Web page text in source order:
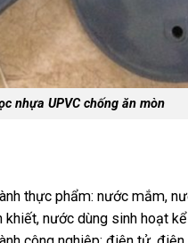
nhựa UPVC chống ăn mòn
thực phẩm: nước mắm,
nước dùng sinh hoạt